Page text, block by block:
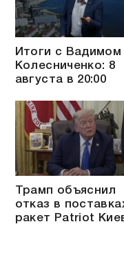
Итоги с Вадимом
Колесниченко: 8
августа в 20:00
Трамп объяснил
отказ в
ракет Patriot